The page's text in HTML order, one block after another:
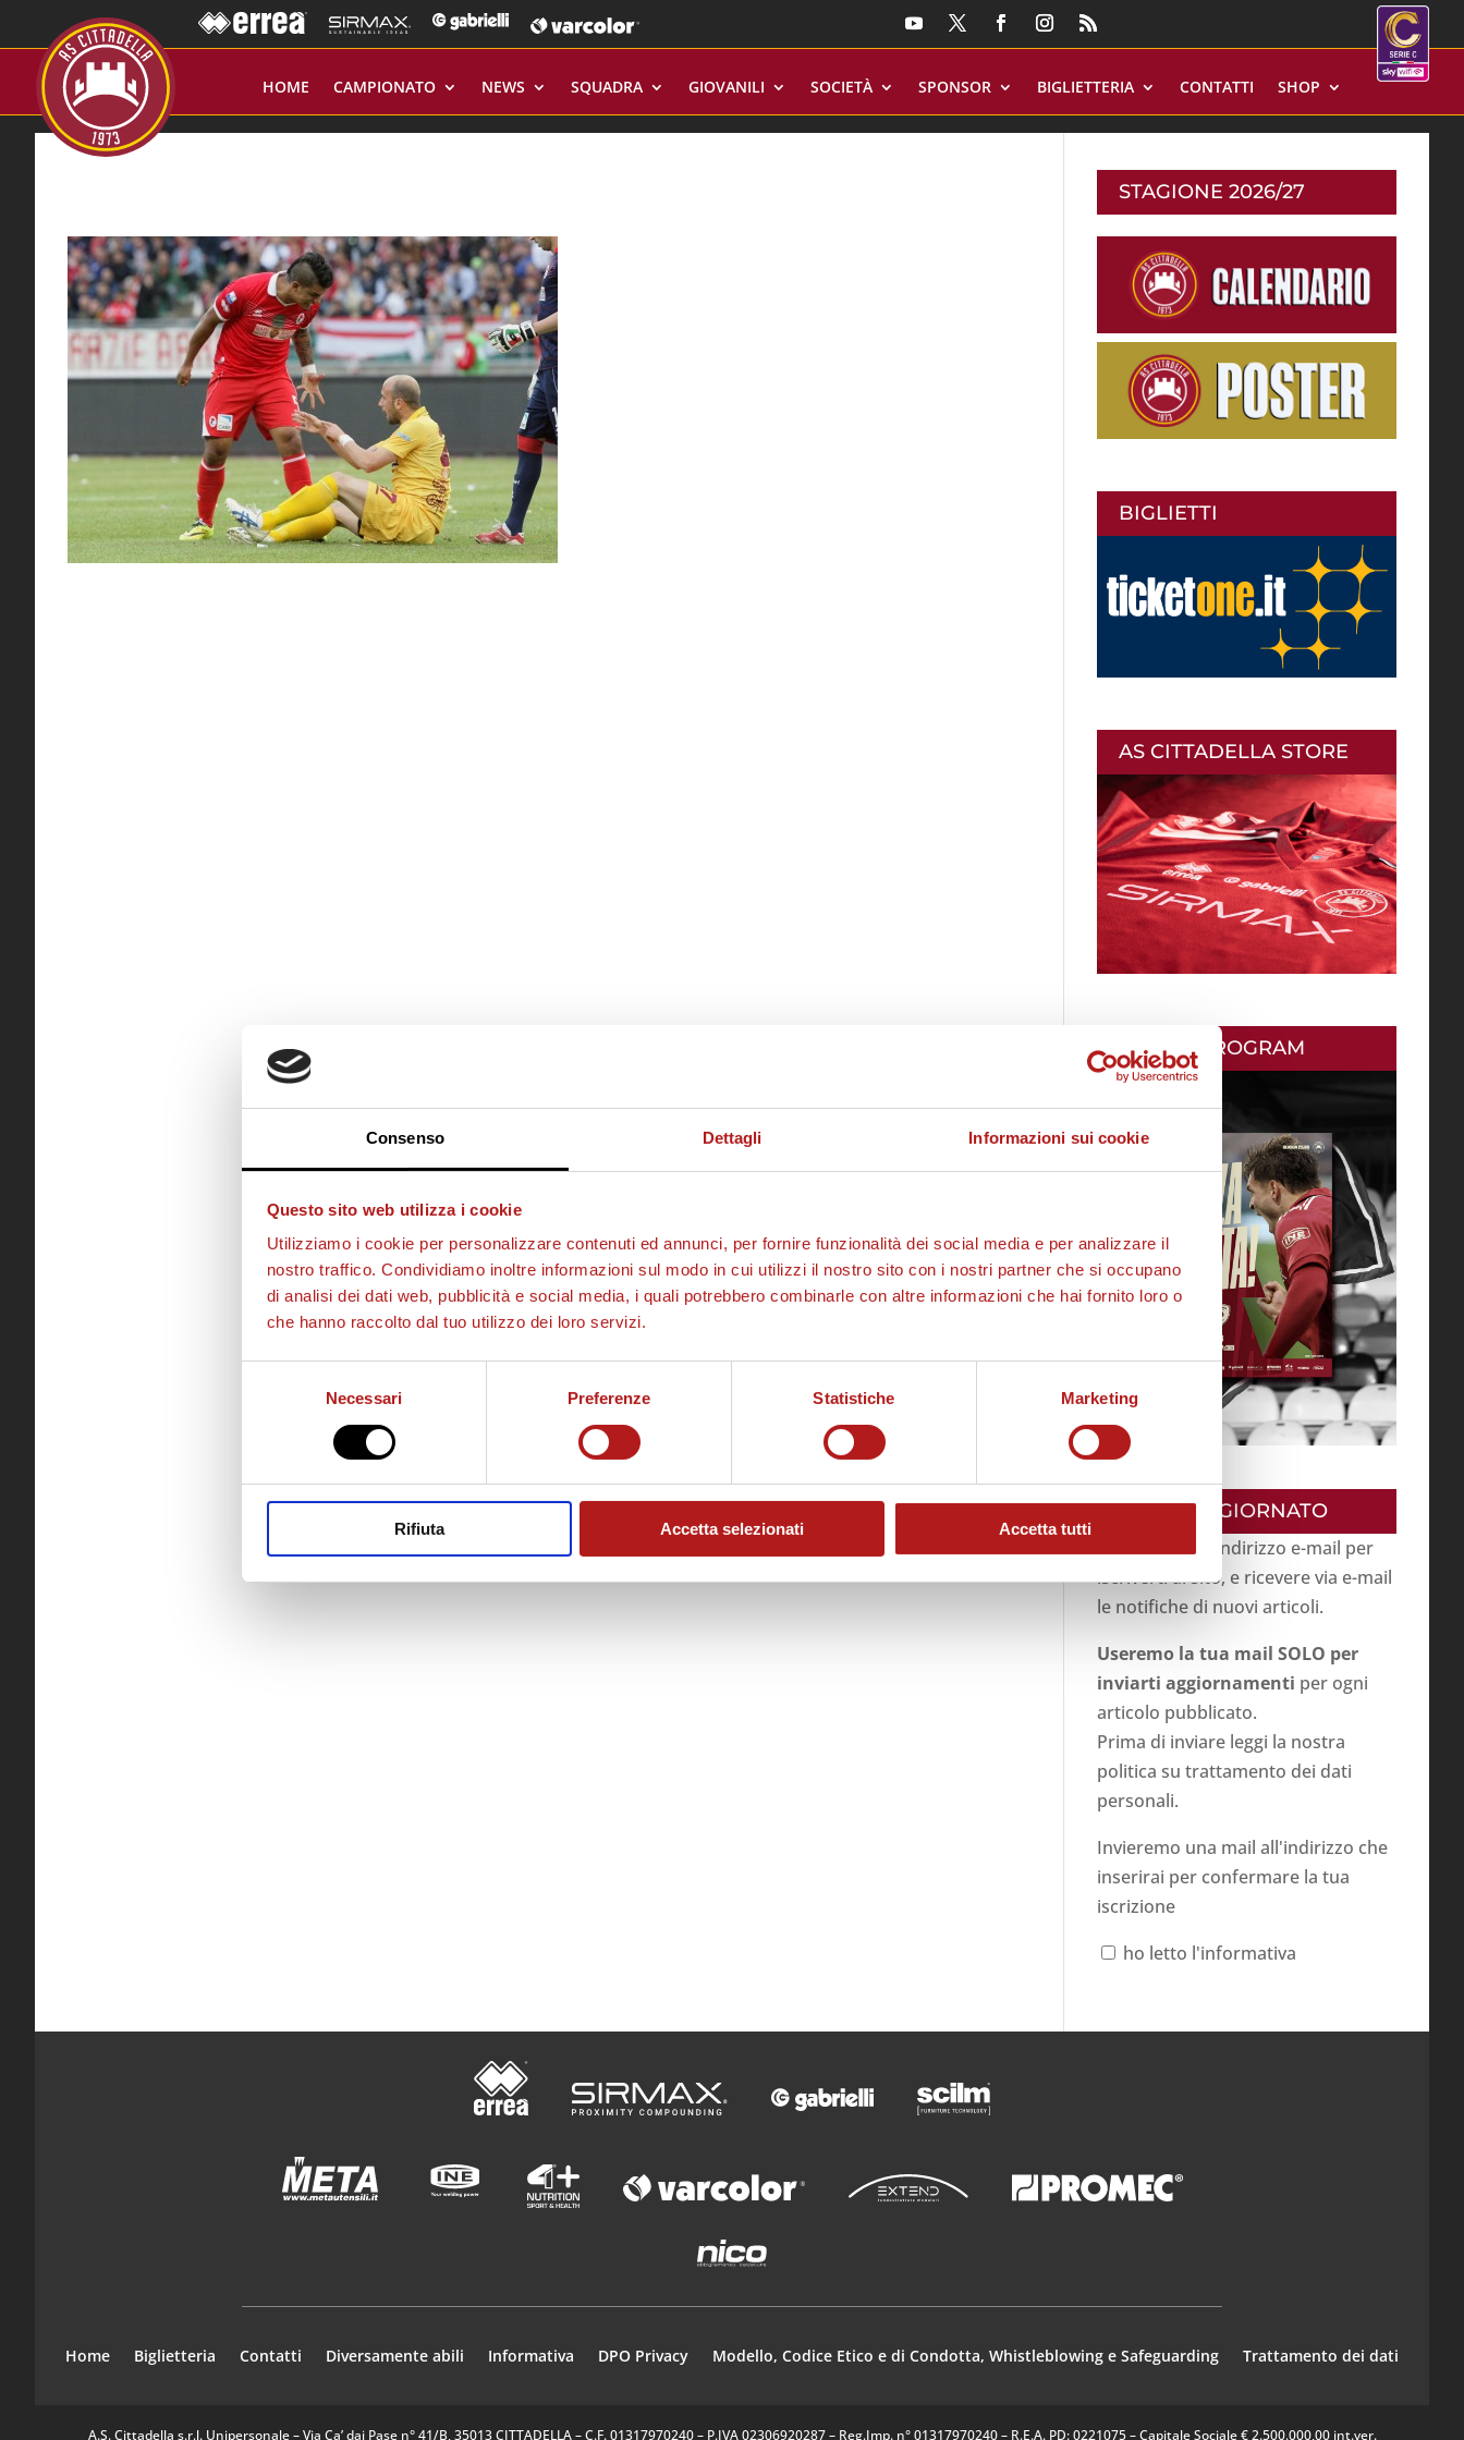
Consenso Dettagli Informazioni sui cookie
Questo sito web utilizza i cookie
Utilizziamo i cookie per personalizzare contenuti ed annunci, per fornire funzionalità dei social media e per analizzare il
nostro traffico. Condividiamo inoltre informazioni sul modo in cui utilizzi il nostro sito con i nostri partner che si occupano
di analisi dei dati web, pubblicità e social media, i quali potrebbero combinarle con altre informazioni che hai fornito loro o
che hanno raccolto dal tuo utilizzo dei loro servizi.
Necessari Preferenze Statistiche Marketing
Rifiuta Accetta selezionati Accetta tutti
HOME CAMPIONATO NEWS SQUADRA GIOVANILI SOCIETÀ SPONSOR BIGLIETTERIA CONTATTI SHOP
STAGIONE 2026/27
BIGLIETTI
AS CITTADELLA STORE
MATCH PROGRAM
RESTA AGGIORNATO
Inserisci il tuo indirizzo e-mail per
iscriverti al sito, e ricevere via e-mail
le notifiche di nuovi articoli.
Useremo la tua mail SOLO per
inviarti aggiornamenti per ogni
articolo pubblicato.
Prima di inviare leggi la nostra
politica su trattamento dei dati
personali.
Invieremo una mail all'indirizzo che
inserirai per confermare la tua
iscrizione
ho letto l'informativa
Home Biglietteria Contatti Diversamente abili Informativa DPO Privacy Modello, Codice Etico e di Condotta, Whistleblowing e Safeguarding Trattamento dei dati
A.S. Cittadella s.r.l. Unipersonale – Via Ca’ dai Pase n° 41/B, 35013 CITTADELLA – C.F. 01317970240 – P.IVA 02306920287 – Reg.Imp. n° 01317970240 – R.E.A. PD: 0221075 – Capitale Sociale € 2.500.000,00 int.ver.